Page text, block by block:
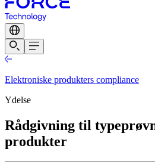
Elektroniske produkters compliance
Ydelse
Rådgivning til
produkter